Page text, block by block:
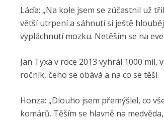
Láďa: „Na kole jsem se zúčastnil už
větší utrpení a sáhnutí si ještě
vypláchnutí mozku. Netěším se na
Jan Tyxa v roce 2013 vyhrál 1000
ročník, čeho se obává a na co se těší.
Honza: „Dlouho jsem přemýšlel, co
komárů. Těším se hlavně na